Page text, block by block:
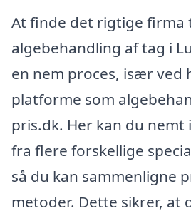
At finde det rigtige firma
algebehandling af tag i
en nem proces, især ved
platforme som
pris.dk. Her kan du
fra flere forskellige
så du kan sammenligne
metoder. Dette sikrer, at